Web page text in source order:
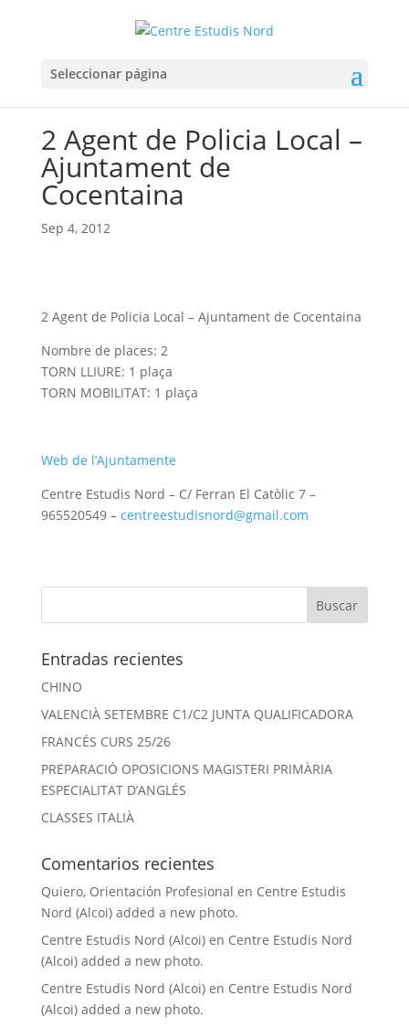
Seleccionar página
2 Agent de Policia Local –
Ajuntament de
Cocentaina
Sep 4, 2012
2 Agent de Policia Local – Ajuntament de Cocentaina
Nombre de places: 2
TORN LLIURE: 1 plaça
TORN MOBILITAT: 1 plaça
Web de l’Ajuntamente
Centre Estudis Nord – C/ Ferran El Catòlic 7 –
965520549 – centreestudisnord@gmail.com
Entradas recientes
CHINO
VALENCIÀ SETEMBRE C1/C2 JUNTA QUALIFICADORA
FRANCÉS CURS 25/26
PREPARACIÓ OPOSICIONS MAGISTERI PRIMÀRIA
ESPECIALITAT D’ANGLÉS
CLASSES ITALIÀ
Comentarios recientes
Quiero, Orientación Profesional en Centre Estudis
Nord (Alcoi) added a new photo.
Centre Estudis Nord (Alcoi)en Centre Estudis Nord
(Alcoi) added a new photo.
Centre Estudis Nord (Alcoi)en Centre Estudis Nord
(Alcoi) added a new photo.